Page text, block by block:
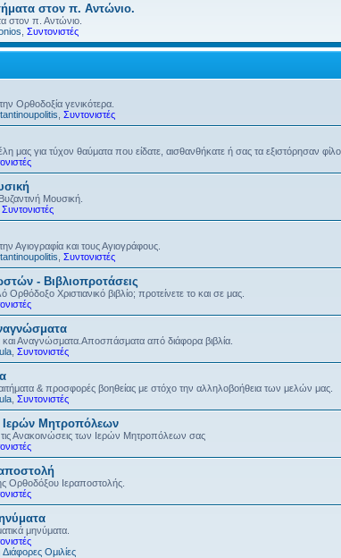
στον π. Αντώνιο.
στον π. Αντώνιο.
Συντονιστές
Ορθοδοξία γενικότερα.
Συντονιστές
μας για τύχον θαύματα που είδατε, αισθανθήκατε ή σας τα εξιστόρησαν
Μουσική.
Συντονιστές
Αγιογραφία και τους Αγιογράφους.
Συντονιστές
- Βιβλιοπροτάσεις
Ορθόδοξο Χριστιανικό βιβλίο; προτείνετε το και σε μας.
και Αναγνώσματα.Αποσπάσματα από διάφορα βιβλία.
Συντονιστές
& προσφορές βοηθείας με στόχο την αλληλοβοήθεια των μελών μας.
Συντονιστές
Ιερών Μητροπόλεων
Ανακοινώσεις των Ιερών Μητροπόλεων σας
Ορθοδόξου Ιεραποστολής.
μηνύματα.
Διάφορες Ομιλίες